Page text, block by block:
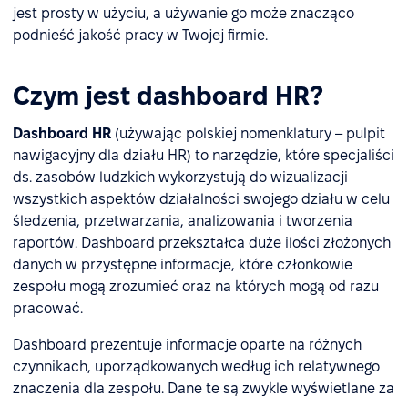
jest prosty w użyciu, a używanie go może znacząco
podnieść jakość pracy w Twojej firmie.
Czym jest dashboard HR?
Dashboard HR (używając polskiej nomenklatury – pulpit
nawigacyjny dla działu HR) to narzędzie, które specjaliści
ds. zasobów ludzkich wykorzystują do wizualizacji
wszystkich aspektów działalności swojego działu w celu
śledzenia, przetwarzania, analizowania i tworzenia
raportów. Dashboard przekształca duże ilości złożonych
danych w przystępne informacje, które członkowie
zespołu mogą zrozumieć oraz na których mogą od razu
pracować.
Dashboard prezentuje informacje oparte na różnych
czynnikach, uporządkowanych według ich relatywnego
znaczenia dla zespołu. Dane te są zwykle wyświetlane za